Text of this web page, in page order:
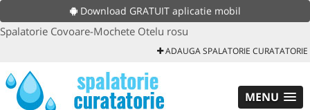
Download GRATUIT aplicatie mobil
Spalatorie Covoare-Mochete Otelu rosu
ADAUGA SPALATORIE CURATATORIE
MENU